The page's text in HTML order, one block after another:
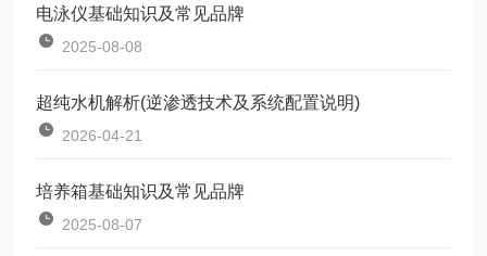
电泳仪基础知识及常见品牌
2025-08-08
超纯水机解析(逆渗透技术及系统配置说明)
2026-04-21
培养箱基础知识及常见品牌
2025-08-07